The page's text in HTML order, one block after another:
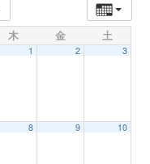
i
木 金 土
1 2 3
8 9 10